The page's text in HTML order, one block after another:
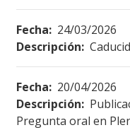
Fecha: 24/03/2026
Descripción:
Fecha: 20/04/2026
Descripción:
Pregunta oral en